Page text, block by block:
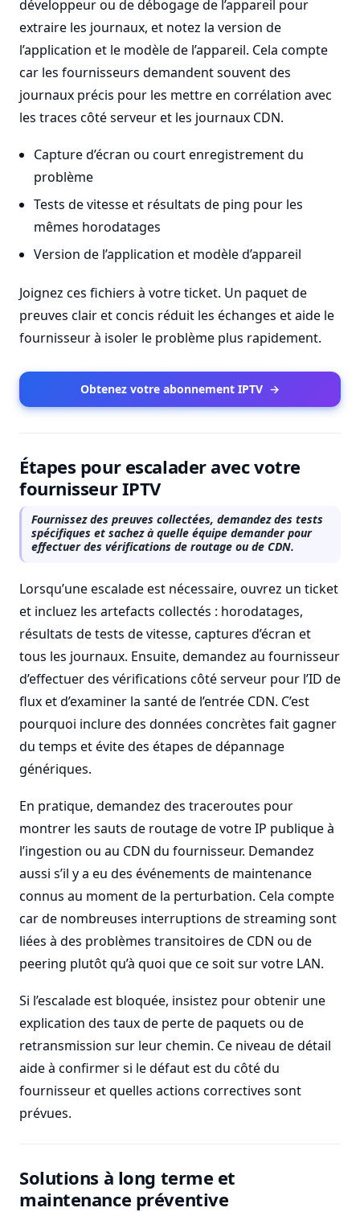
développeur ou de débogage de l’appareil pour
extraire les journaux, et notez la version de
l’application et le modèle de l’appareil. Cela compte
car les fournisseurs demandent souvent des
journaux précis pour les mettre en corrélation avec
les traces côté serveur et les journaux CDN.
Capture d’écran ou court enregistrement du
problème
Tests de vitesse et résultats de ping pour les
mêmes horodatages
Version de l’application et modèle d’appareil
Joignez ces fichiers à votre ticket. Un paquet de
preuves clair et concis réduit les échanges et aide le
fournisseur à isoler le problème plus rapidement.
Obtenez votre abonnement IPTV →
Étapes pour escalader avec votre
fournisseur IPTV
Fournissez des preuves collectées, demandez des tests
spécifiques et sachez à quelle équipe demander pour
effectuer des vérifications de routage ou de CDN.
Lorsqu’une escalade est nécessaire, ouvrez un ticket
et incluez les artefacts collectés : horodatages,
résultats de tests de vitesse, captures d’écran et
tous les journaux. Ensuite, demandez au fournisseur
d’effectuer des vérifications côté serveur pour l’ID de
flux et d’examiner la santé de l’entrée CDN. C’est
pourquoi inclure des données concrètes fait gagner
du temps et évite des étapes de dépannage
génériques.
En pratique, demandez des traceroutes pour
montrer les sauts de routage de votre IP publique à
l’ingestion ou au CDN du fournisseur. Demandez
aussi s’il y a eu des événements de maintenance
connus au moment de la perturbation. Cela compte
car de nombreuses interruptions de streaming sont
liées à des problèmes transitoires de CDN ou de
peering plutôt qu’à quoi que ce soit sur votre LAN.
Si l’escalade est bloquée, insistez pour obtenir une
explication des taux de perte de paquets ou de
retransmission sur leur chemin. Ce niveau de détail
aide à confirmer si le défaut est du côté du
fournisseur et quelles actions correctives sont
prévues.
Solutions à long terme et
maintenance préventive